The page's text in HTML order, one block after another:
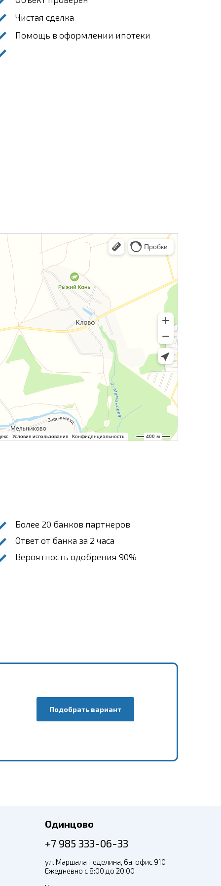
Чистая сделка
Помощь в оформлении ипотеки
Более 20 банков партнеров
Ответ от банка за 2 часа
Вероятность одобрения 90%
Подобрать вариант
Одинцово
+7 985 333-06-33
ул. Маршала Неделина, 6а, офис 910
Ежедневно с 8:00 до 20:00